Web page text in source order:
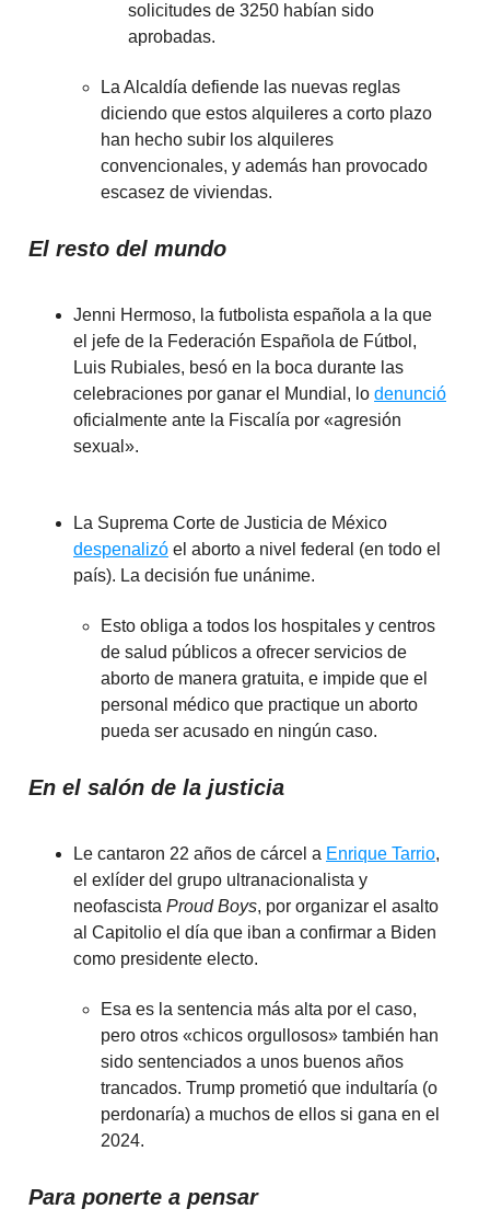
solicitudes de 3250 habían sido
aprobadas.
La Alcaldía defiende las nuevas reglas
diciendo que estos alquileres a corto plazo
han hecho subir los alquileres
convencionales, y además han provocado
escasez de viviendas.
El resto del mundo
Jenni Hermoso, la futbolista española a la que
el jefe de la Federación Española de Fútbol,
Luis Rubiales, besó en la boca durante las
celebraciones por ganar el Mundial, lo denunció
oficialmente ante la Fiscalía por «agresión
sexual».
La Suprema Corte de Justicia de México
despenalizó el aborto a nivel federal (en todo el
país). La decisión fue unánime.
Esto obliga a todos los hospitales y centros
de salud públicos a ofrecer servicios de
aborto de manera gratuita, e impide que el
personal médico que practique un aborto
pueda ser acusado en ningún caso.
En el salón de la justicia
Le cantaron 22 años de cárcel a Enrique Tarrio,
el exlíder del grupo ultranacionalista y
neofascista Proud Boys, por organizar el asalto
al Capitolio el día que iban a confirmar a Biden
como presidente electo.
Esa es la sentencia más alta por el caso,
pero otros «chicos orgullosos» también han
sido sentenciados a unos buenos años
trancados. Trump prometió que indultaría (o
perdonaría) a muchos de ellos si gana en el
2024.
Para ponerte a pensar